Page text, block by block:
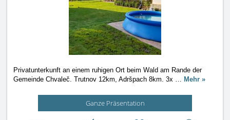
Privatunterkunft an einem ruhigen Ort beim Wald am Rande der
Gemeinde Chvaleč. Trutnov 12km, Adršpach 8km. 3x … Mehr »
Ganze Präsentation